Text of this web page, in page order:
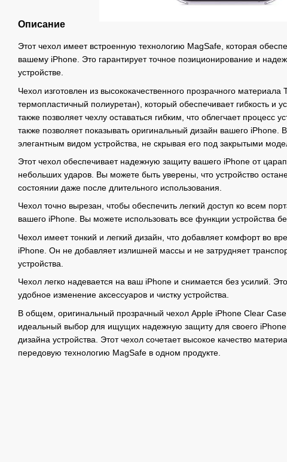
Описание
Этот чехол имеет встроенную технологию MagSafe, которая
вашему iPhone. Это гарантирует точное позиционирование и
устройстве.
Чехол изготовлен из высококачественного прозрачного материала
термопластичный полиуретан), который обеспечивает гибкость и
также позволяет чехлу оставаться гибким, что облегчает процесс
также позволяет показывать оригинальный дизайн вашего iPhone.
элегантным видом устройства, не скрывая его под закрытыми
Этот чехол обеспечивает надежную защиту вашего iPhone от
небольших ударов. Вы можете быть уверены, что устройство
состоянии даже после длительного использования.
Чехол точно вырезан, чтобы обеспечить легкий доступ ко всем
вашего iPhone. Вы можете использовать все функции устройства
Чехол имеет тонкий и легкий дизайн, что добавляет комфорт во
iPhone. Он не добавляет излишней массы и не затрудняет
устройства.
Чехол легко надевается на ваш iPhone и снимается без усилий.
удобное изменение аксессуаров и чистку устройства.
В общем, оригинальный прозрачный чехол Apple iPhone Clear
идеальный выбор для ищущих надежную защиту для своего
дизайна устройства. Этот чехол сочетает высокое качество
передовую технологию MagSafe в одном продукте.